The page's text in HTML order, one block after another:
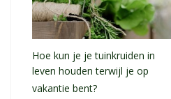
Hoe kun je je tuinkruiden in
leven houden terwijl je op
vakantie bent?